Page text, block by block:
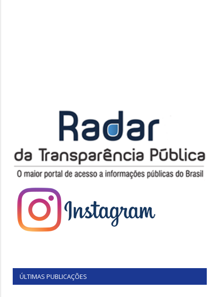
ÚLTIMAS PUBLICAÇÕES